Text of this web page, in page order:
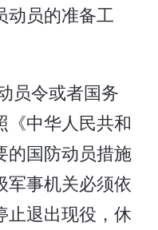
动员的准备工
员令或者国务
《中华人民共和
的国防动员措施
军事机关必须依
止退出现役，休